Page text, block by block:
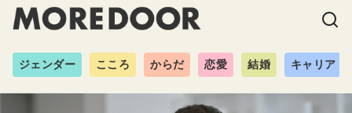
ジェンダー こころ からだ 恋愛 結婚 キャリア